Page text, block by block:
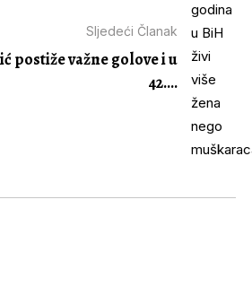
Sljedeći Članak
postiže važne golove i u
42....